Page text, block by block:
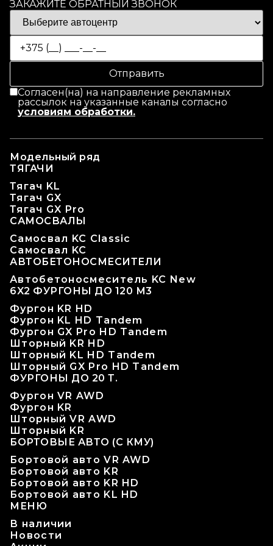
ЗАКАЖИТЕ ОБРАТНЫЙ ЗВОНОК
Согласен(на) на направление рекламных
рассылок на указанные каналы согласно
условиям обработки.
Модельный ряд
ТЯГАЧИ
Тягач KL
Тягач GX
Тягач GX Pro
САМОСВАЛЫ
Самосвал KC Classic
Самосвал KC
АВТОБЕТОНОСМЕСИТЕЛИ
Автобетоносмеситель KC New
6X2 ФУРГОНЫ ДО 120 М3
Фургон KR HD
Фургон KL HD Tandem
Фургон GX Pro HD Tandem
Шторный KR HD
Шторный KL HD Tandem
Шторный GX Pro HD Tandem
ФУРГОНЫ ДО 20 Т.
Фургон VR AWD
Фургон KR
Шторный VR AWD
Шторный KR
БОРТОВЫЕ АВТО (С КМУ)
Бортовой авто VR AWD
Бортовой авто KR
Бортовой авто KR HD
Бортовой авто KL HD
МЕНЮ
В наличии
Новости